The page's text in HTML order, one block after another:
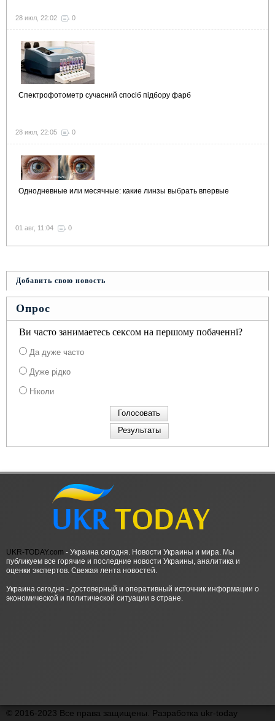
28 июл, 22:02 0
Спектрофотометр сучасний спосіб підбору фарб
28 июл, 22:05 0
Однодневные или месячные: какие линзы выбрать впервые
01 авг, 11:04 0
Добавить свою новость
Опрос
Ви часто занимаетесь сексом на першому побаченні?
Да дуже часто
Дуже рідко
Ніколи
UKR-TODAY.com - Украина сегодня. Новости Украины и мира. Мы
публикуем все горячие и последние новости Украины, аналитика и
оценки экспертов. Свежая лента новостей.
Украина сегодня - достоверный и оперативный источник информации о
экономической и политической ситуации в стране.
© 2016-2023 Все права защищены. Разработка ukr-today